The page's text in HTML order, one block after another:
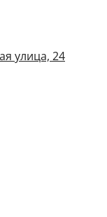
улица, 24